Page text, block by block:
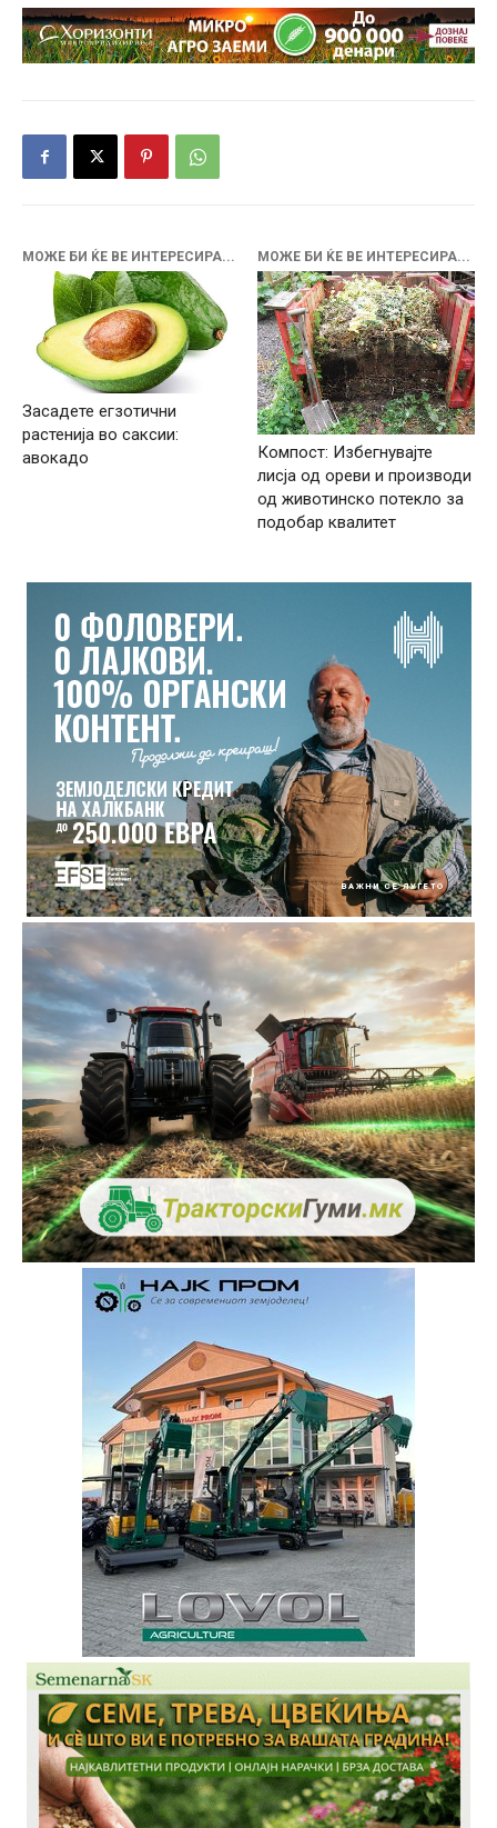
МОЖЕ БИ ЌЕ ВЕ ИНТЕРЕСИРА...
Засадете егзотични
растенија во саксии:
авокадо
МОЖЕ БИ ЌЕ ВЕ ИНТЕРЕСИРА...
Компост: Избегнувајте
лисја од ореви и производи
од животинско потекло за
подобар квалитет